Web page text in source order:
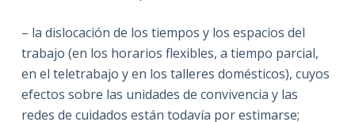
– la dislocación de los tiempos y los espacios del
trabajo (en los horarios flexibles, a tiempo parcial,
en el teletrabajo y en los talleres domésticos), cuyos
efectos sobre las unidades de convivencia y las
redes de cuidados están todavía por estimarse;